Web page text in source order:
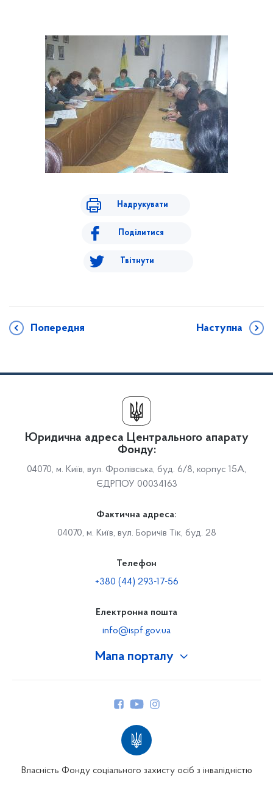
Надрукувати
Поділитися
Твітнути
Попередня Наступна
Мапа порталу
Юридична адреса Центрального апарату
Фонду:
04070, м. Київ, вул. Фролівська, буд. 6/8, корпус 15А,
ЄДРПОУ 00034163
Фактична адреса:
04070, м. Київ, вул. Боричів Тік, буд. 28
Телефон
+380 (44) 293-17-56
Електронна пошта
info@ispf.gov.ua
Власність Фонду соціального захисту осіб з інвалідністю